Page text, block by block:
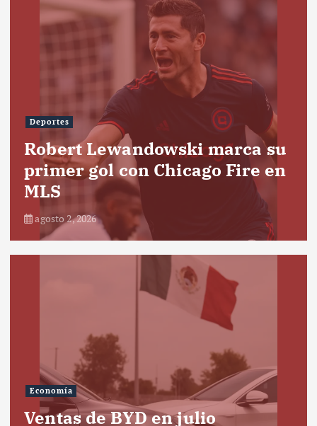
Deportes
Robert Lewandowski marca su
primer gol con Chicago Fire en
MLS
agosto 2, 2026
Economía
Ventas de BYD en julio